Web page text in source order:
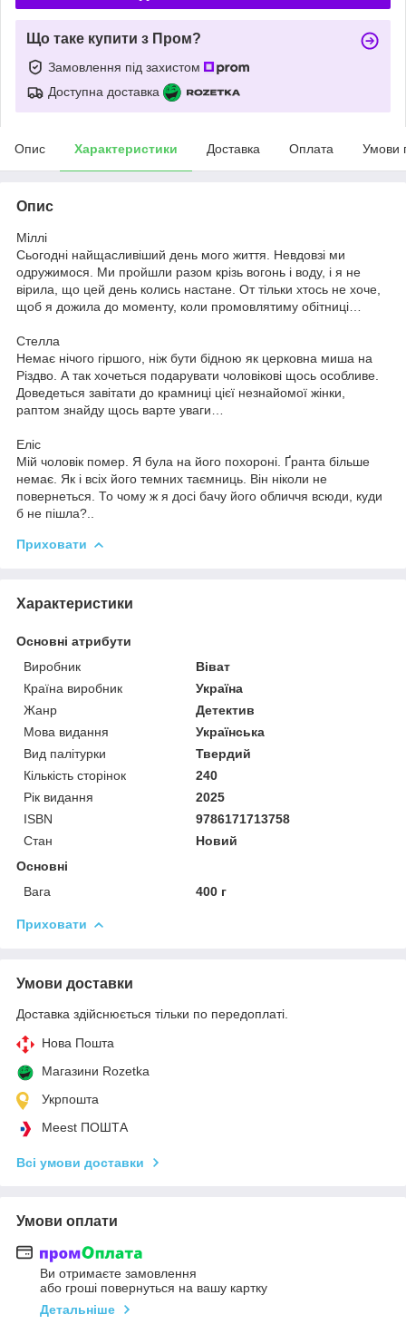
Що таке купити з Пром?
Замовлення під захистом
Доступна доставка
Опис Характеристики Доставка Оплата Умови
Опис
Міллі
Сьогодні найщасливіший день мого життя. Невдовзі ми
одружимося. Ми пройшли разом крізь вогонь і воду, і я не
вірила, що цей день колись настане. От тільки хтось не хоче,
щоб я дожила до моменту, коли промовлятиму обітниці…
Стелла
Немає нічого гіршого, ніж бути бідною як церковна миша на
Різдво. А так хочеться подарувати чоловікові щось особливе.
Доведеться завітати до крамниці цієї незнайомої жінки,
раптом знайду щось варте уваги…
Еліс
Мій чоловік помер. Я була на його похороні. Ґранта більше
немає. Як і всіх його темних таємниць. Він ніколи не
повернеться. То чому ж я досі бачу його обличчя всюди, куди
б не пішла?..
Приховати
Характеристики
Основні атрибути
Виробник
Віват
Країна виробник
Україна
Жанр
Детектив
Мова видання
Українська
Вид палітурки
Твердий
Кількість сторінок
240
Рік видання
2025
ISBN
9786171713758
Стан
Новий
Основні
Вага
400 г
Приховати
Умови доставки
Доставка здійснюється тільки по передоплаті.
Нова Пошта
Магазини Rozetka
Укрпошта
Meest ПОШТА
Всі умови доставки
Умови оплати
Ви отримаєте замовлення
або гроші повернуться на вашу картку
Детальніше